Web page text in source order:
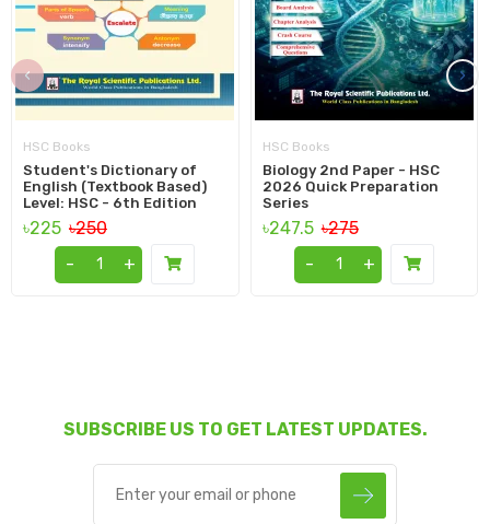
HSC Books
Student's Dictionary of
English (Textbook Based)
Level: HSC - 6th Edition
৳225 ৳250
-
+
HSC Books
Biology 2nd Paper - HSC
2026 Quick Preparation
Series
৳247.5 ৳275
-
+
‹ ›
SUBSCRIBE US TO GET LATEST UPDATES.